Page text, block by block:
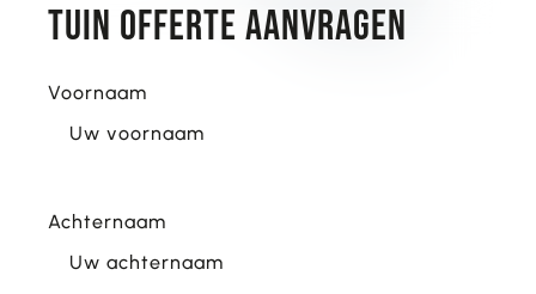
tuin Offerte aanvragen
Voornaam
Achternaam